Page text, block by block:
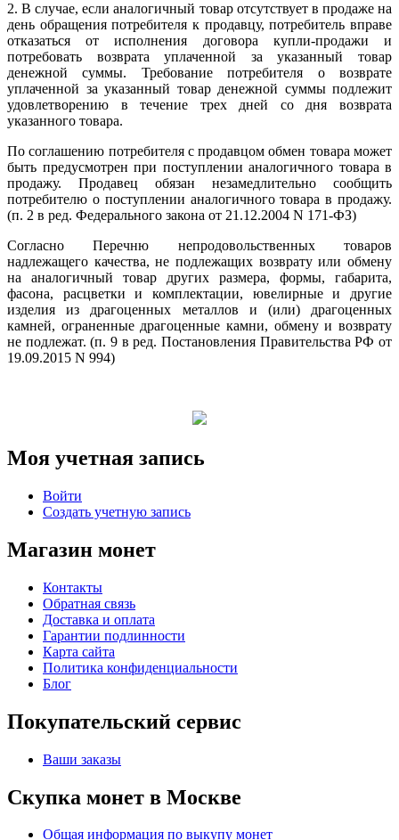
2. В случае, если аналогичный товар отсутствует в продаже на
день обращения потребителя к продавцу, потребитель вправе
отказаться от исполнения договора купли-продажи и
потребовать возврата уплаченной за указанный товар
денежной суммы. Требование потребителя о возврате
уплаченной за указанный товар денежной суммы подлежит
удовлетворению в течение трех дней со дня возврата
указанного товара.
По соглашению потребителя с продавцом обмен товара может
быть предусмотрен при поступлении аналогичного товара в
продажу. Продавец обязан незамедлительно сообщить
потребителю о поступлении аналогичного товара в продажу.
(п. 2 в ред. Федерального закона от 21.12.2004 N 171-ФЗ)
Согласно Перечню непродовольственных товаров
надлежащего качества, не подлежащих возврату или обмену
на аналогичный товар других размера, формы, габарита,
фасона, расцветки и комплектации, ювелирные и другие
изделия из драгоценных металлов и (или) драгоценных
камней, ограненные драгоценные камни, обмену и возврату
не подлежат. (п. 9 в ред. Постановления Правительства РФ от
19.09.2015 N 994)
Моя учетная запись
Войти
Создать учетную запись
Магазин монет
Контакты
Обратная связь
Доставка и оплата
Гарантии подлинности
Карта сайта
Политика конфиденциальности
Блог
Покупательский сервис
Ваши заказы
Скупка монет в Москве
Общая информация по выкупу монет